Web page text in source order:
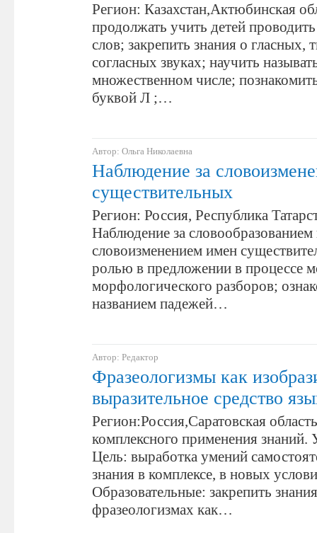
Регион: Казахстан,Актюбинская
продолжать учить детей
слов; закрепить знания о гласных,
согласных звуках; научить
множественном числе;
буквой Л ;…
Автор: Ольга Николаевна
Наблюдение за
существительных
Регион: Россия, Республика
Наблюдение за словообразованием
словоизменением имен
ролью в предложении в процессе
морфологического разборов;
названием падежей…
Автор: Редактор
Фразеологизмы как
выразительное средство
Регион:Россия,Саратовская
комплексного применения знаний.
Цель: выработка умений
знания в комплексе, в новых
Образовательные: закрепить
фразеологизмах как…